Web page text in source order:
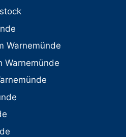
Warnemünde
Warnemünde